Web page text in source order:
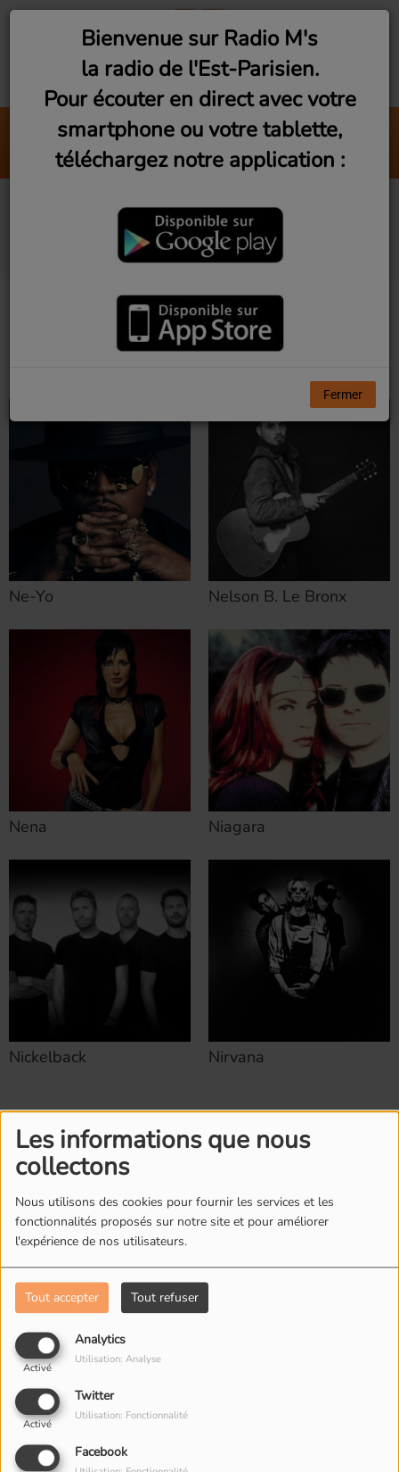
Les informations que nous
collectons
Nous utilisons des cookies pour fournir les services et les
fonctionnalités proposés sur notre site et pour améliorer
l'expérience de nos utilisateurs.
Tout accepter Tout refuser
Analytics
Activé
Utilisation: Analyse
Twitter
Activé
Utilisation: Fonctionnalité
Facebook
In The Stars
The Rolling Stones
Artistes diffusés sur
Radio M's
A B C D E
N O P Q R
Ne-Yo Nelson B. Le Bronx
Nena Niagara
Nickelback Nirvana
L'ÉQUIPE DE RADIO M'S
Bienvenue sur Radio M's
la radio de l'Est-Parisien.
Pour écouter en direct avec votre
smartphone ou votre tablette,
téléchargez notre application :
Fermer